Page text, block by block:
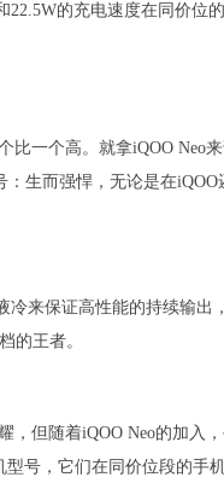
的充电速度在同价位
一个高。就拿iQOO Neo
生而强悍，无论是在iQOO
冷来保证高性能的持续输出
的王者。
，但随着iQOO Neo的加入
号，它们在同价位段的手